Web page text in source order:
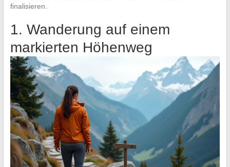
finalisieren.
1. Wanderung auf einem
markierten Höhenweg